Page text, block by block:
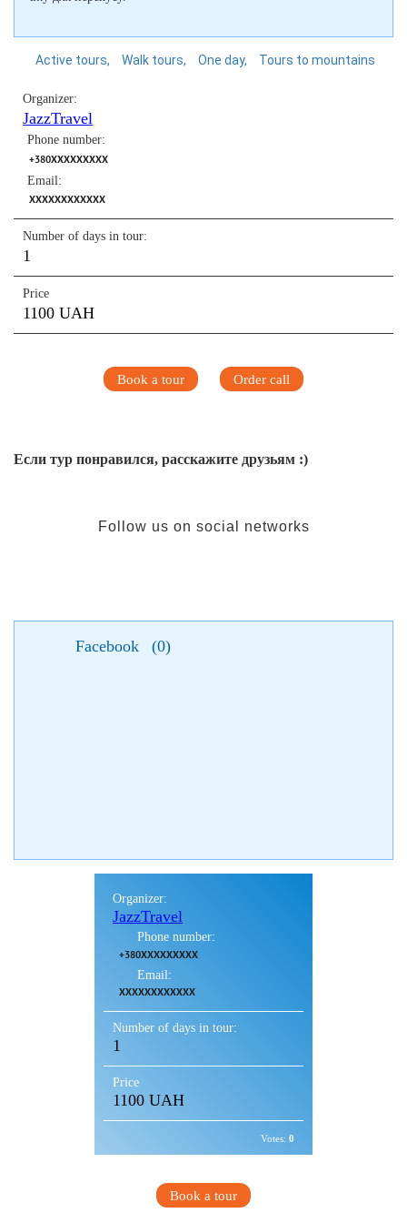
Active tours Walk tours One day Tours to mountains
Organizer:
JazzTravel
Phone number:
+380XXXXXXXXX
Email:
XXXXXXXXXXXX
Number of days in tour:
1
Price
1100 UAH
Book a tour Order call
Если тур понравился, расскажите друзьям :)
Follow us on social networks
Facebook (0)
Organizer:
JazzTravel
Phone number:
+380XXXXXXXXX
Email:
XXXXXXXXXXXX
Number of days in tour:
1
Price
1100 UAH
Votes: 0
Book a tour